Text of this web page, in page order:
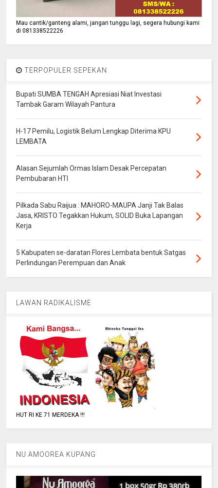
Mau cantik/ganteng alami, jangan tunggu lagi, segera hubungi kami
di 081338522226
TERPOPULER SEPEKAN
Bupati SUMBA TENGAH Apresiasi Niat Investasi
Tambak Garam Wilayah Pantura
H-17 Pemilu, Logistik Belum Lengkap Diterima KPU
LEMBATA
Alasan Sejumlah Ormas Islam Desak Percepatan
Pembubaran HTI
Pilkada Sabu Raijua : MAHORO-MAUPA Janji Tak Balas
Jasa, KRISTO Tegakkan Hukum, SOLID Buka Lapangan
Kerja
5 Kabupaten se-daratan Flores Lembata bentuk Satgas
Perlindungan Perempuan dan Anak
LAWAN RADIKALISME
HUT RI KE 71 MERDEKA !!!
NU AMOOREA KUPANG